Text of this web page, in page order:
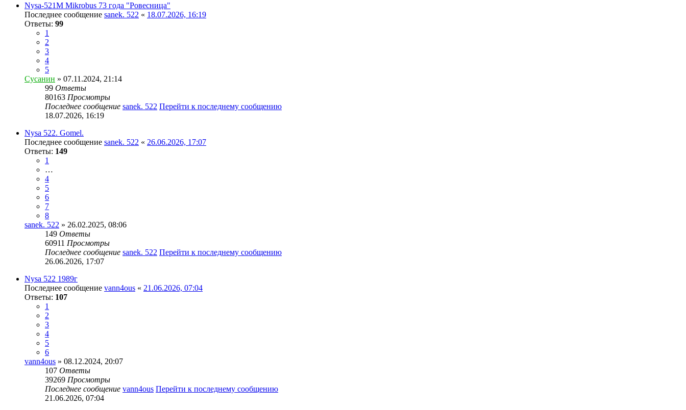
Nysa-521M Mikrobus 73 года "Ровесница"
Последнее сообщение sanek. 522 « 18.07.2026, 16:19
Ответы: 99
1
2
3
4
5
Сусанин » 07.11.2024, 21:14
99 Ответы
80163 Просмотры
Последнее сообщение sanek. 522 Перейти к последнему сообщению
18.07.2026, 16:19
Nysa 522. Gomel.
Последнее сообщение sanek. 522 « 26.06.2026, 17:07
Ответы: 149
1
…
4
5
6
7
8
sanek. 522 » 26.02.2025, 08:06
149 Ответы
60911 Просмотры
Последнее сообщение sanek. 522 Перейти к последнему сообщению
26.06.2026, 17:07
Nysa 522 1989г
Последнее сообщение vann4ous « 21.06.2026, 07:04
Ответы: 107
1
2
3
4
5
6
vann4ous » 08.12.2024, 20:07
107 Ответы
39269 Просмотры
Последнее сообщение vann4ous Перейти к последнему сообщению
21.06.2026, 07:04